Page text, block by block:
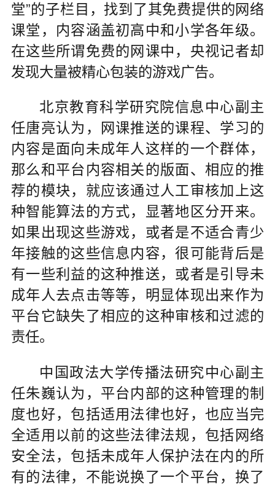
堂”的子栏目，找到了其免费提供的网络
课堂，内容涵盖初高中和小学各年级。
在这些所谓免费的网课中，央视记者却
发现大量被精心包装的游戏广告。
北京教育科学研究院信息中心副主
任唐亮认为，网课推送的课程、学习的
内容是面向未成年人这样的一个群体，
那么和平台内容相关的版面、相应的推
荐的模块，就应该通过人工审核加上这
种智能算法的方式，显著地区分开来。
如果出现这些游戏，或者是不适合青少
年接触的这些信息内容，很可能背后是
有一些利益的这种推送，或者是引导未
成年人去点击等等，明显体现出来作为
平台它缺失了相应的这种审核和过滤的
责任。
中国政法大学传播法研究中心副主
任朱巍认为，平台内部的这种管理的制
度也好，包括适用法律也好，也应当完
全适用以前的这些法律法规，包括网络
安全法，包括未成年人保护法在内的所
有的法律，不能说换了一个平台，换了